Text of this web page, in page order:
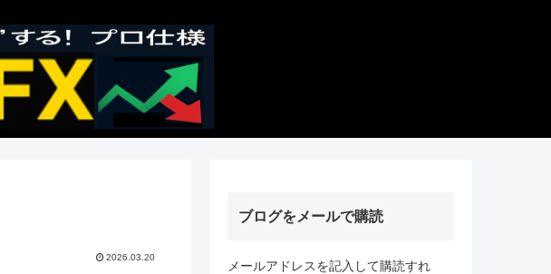
2026.03.20
ブログをメールで購読
メールアドレスを記入して購読すれ